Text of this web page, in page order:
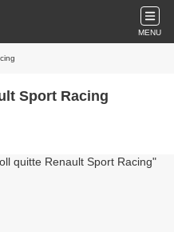
MENU
Sport Racing